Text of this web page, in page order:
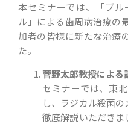
本セミナーでは、「ブル
ル」による歯周病治療の
加者の皆様に新たな治療
た。
菅野太郎教授による
セミナーでは、東
し、ラジカル殺菌
徹底解説いただき